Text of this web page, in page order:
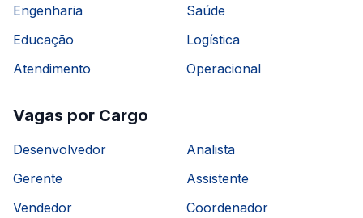
Engenharia
Saúde
Educação
Logística
Atendimento
Operacional
Vagas por Cargo
Desenvolvedor
Analista
Gerente
Assistente
Vendedor
Coordenador